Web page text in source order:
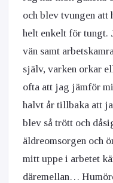
och blev tvungen att
helt enkelt för tungt.
vän samt
själv, varken orkar
ofta att jag jämför
halvt år tillbaka att
blev så trött och
äldreomsorgen och
mitt uppe i arbetet
däremellan…